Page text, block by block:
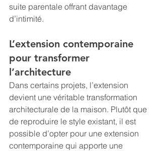
suite parentale offrant davantage
d’intimité.
L’extension contemporaine
pour transformer
l’architecture
Dans certains projets, l’extension
devient une véritable transformation
architecturale de la maison. Plutôt que
de reproduire le style existant, il est
possible d’opter pour une extension
contemporaine qui apporte une